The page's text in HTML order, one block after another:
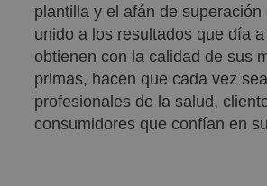
plantilla y el afán de superación
unido a los resultados que día
obtienen con la calidad de sus
primas, hacen que cada vez
profesionales de la salud,
consumidores que confían en